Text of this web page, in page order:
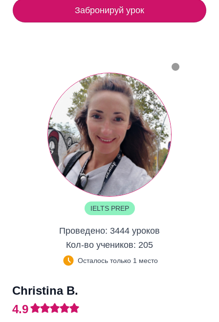
Забронируй урок
IELTS PREP
Проведено: 3444 уроков
Кол-во учеников: 205
Осталось только 1 место
Christina B.
4.9